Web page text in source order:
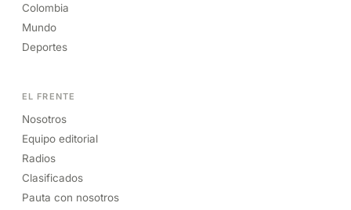
Colombia
Mundo
Deportes
EL FRENTE
Nosotros
Equipo editorial
Radios
Clasificados
Pauta con nosotros